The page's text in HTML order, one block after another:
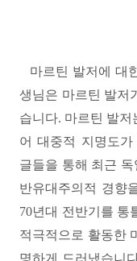
마르틴 발저에 대
생님은 마르틴 발저
습니다. 마르틴 발저
어 대중적 지명도
글들을 통해 최근
반유대주의적 경향
70년대 전반기를 통
적극적으로 활동한
명하게 드러냈습니